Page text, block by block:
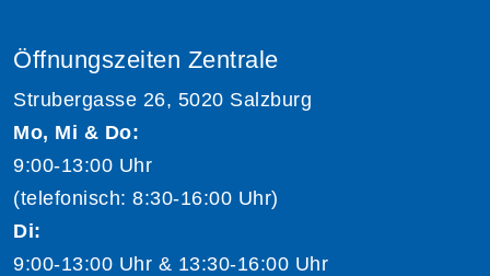
Öffnungszeiten Zentrale
Strubergasse 26, 5020 Salzburg
Mo, Mi & Do:
9:00-13:00 Uhr
(telefonisch: 8:30-16:00 Uhr)
Di:
9:00-13:00 Uhr & 13:30-16:00 Uhr